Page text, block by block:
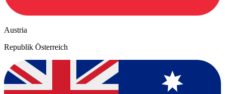
Austria
Republik Österreich